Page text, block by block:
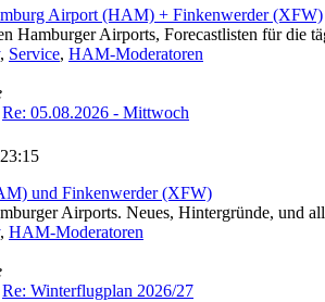
Airport (HAM) + Finkenwerder (XFW)
Hamburger Airports, Forecastlisten für die
, Service, HAM-Moderatoren
Re: 05.08.2026 - Mittwoch
und Finkenwerder (XFW)
Airports. Neues, Hintergründe, und
, HAM-Moderatoren
Re: Winterflugplan 2026/27